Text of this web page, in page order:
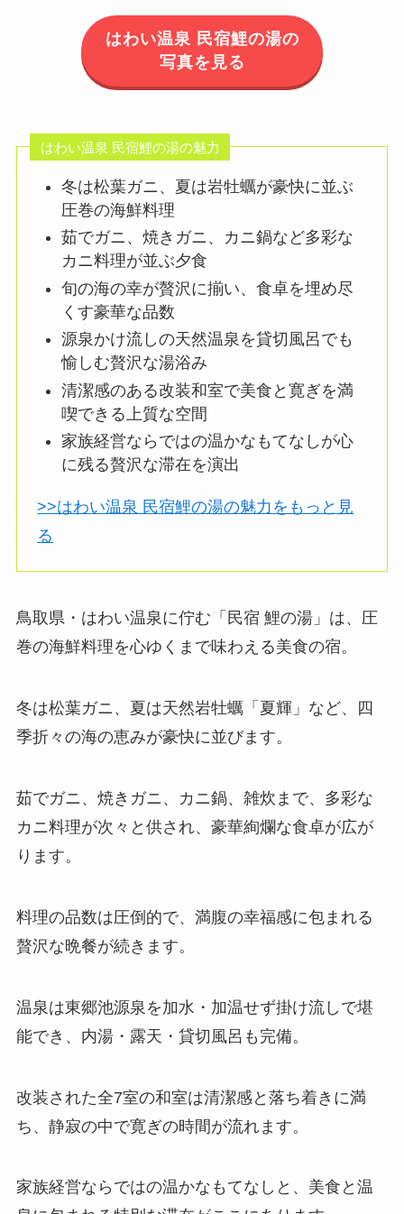
はわい温泉 民宿鯉の湯の
写真を見る
はわい温泉 民宿鯉の湯の魅力
冬は松葉ガニ、夏は岩牡蠣が豪快に並ぶ
圧巻の海鮮料理
茹でガニ、焼きガニ、カニ鍋など多彩な
カニ料理が並ぶ夕食
旬の海の幸が贅沢に揃い、食卓を埋め尽
くす豪華な品数
源泉かけ流しの天然温泉を貸切風呂でも
愉しむ贅沢な湯浴み
清潔感のある改装和室で美食と寛ぎを満
喫できる上質な空間
家族経営ならではの温かなもてなしが心
に残る贅沢な滞在を演出
>>はわい温泉 民宿鯉の湯の魅力をもっと見
る
鳥取県・はわい温泉に佇む「民宿 鯉の湯」は、圧
巻の海鮮料理を心ゆくまで味わえる美食の宿。
冬は松葉ガニ、夏は天然岩牡蠣「夏輝」など、四
季折々の海の恵みが豪快に並びます。
茹でガニ、焼きガニ、カニ鍋、雑炊まで、多彩な
カニ料理が次々と供され、豪華絢爛な食卓が広が
ります。
料理の品数は圧倒的で、満腹の幸福感に包まれる
贅沢な晩餐が続きます。
温泉は東郷池源泉を加水・加温せず掛け流しで堪
能でき、内湯・露天・貸切風呂も完備。
改装された全7室の和室は清潔感と落ち着きに満
ち、静寂の中で寛ぎの時間が流れます。
家族経営ならではの温かなもてなしと、美食と温